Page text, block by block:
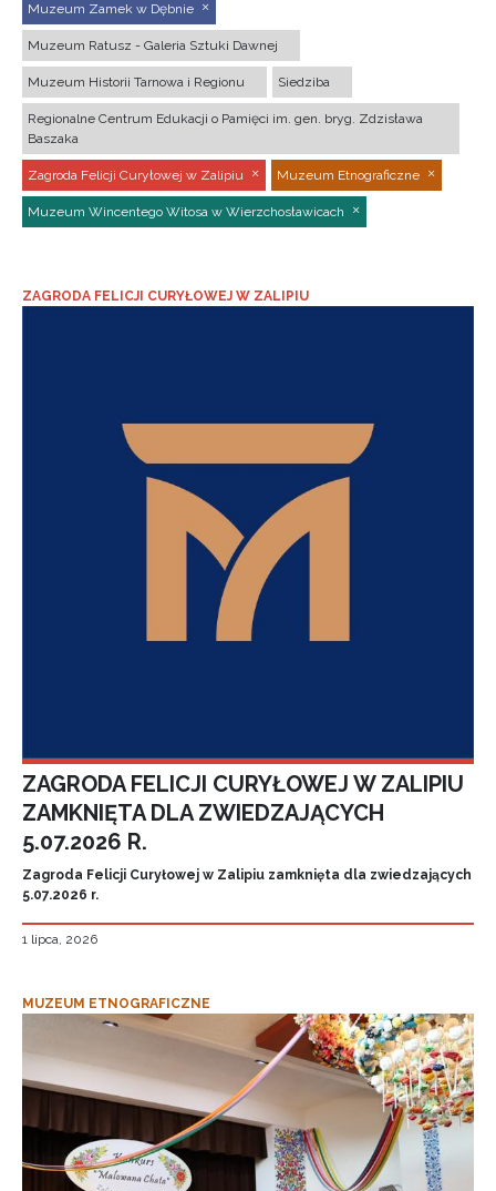
Muzeum Zamek w Dębnie
Muzeum Ratusz - Galeria Sztuki Dawnej
Muzeum Historii Tarnowa i Regionu Siedziba
Regionalne Centrum Edukacji o Pamięci im. gen. bryg. Zdzisława
Baszaka
Zagroda Felicji Curyłowej w Zalipiu Muzeum Etnograficzne
Muzeum Wincentego Witosa w Wierzchosławicach
ZAGRODA FELICJI CURYŁOWEJ W ZALIPIU
ZAGRODA FELICJI CURYŁOWEJ W ZALIPIU
ZAMKNIĘTA DLA ZWIEDZAJĄCYCH
5.07.2026 R.
Zagroda Felicji Curyłowej w Zalipiu zamknięta dla zwiedzających
5.07.2026 r.
1 lipca, 2026
MUZEUM ETNOGRAFICZNE